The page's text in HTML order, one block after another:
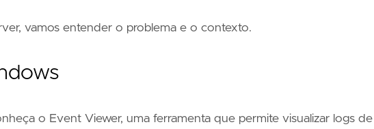
vamos entender o problema e o contexto.
o Event Viewer, uma ferramenta que permite visualizar logs de